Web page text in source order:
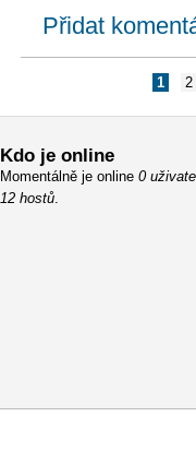
Přidat
1 2
Kdo je online
Momentálně je online 0
12 hostů.